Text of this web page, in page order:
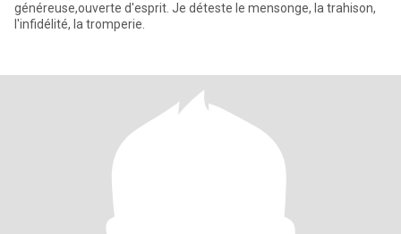
généreuse,ouverte d'esprit. Je déteste le mensonge, la trahison,
l'infidélité, la tromperie.